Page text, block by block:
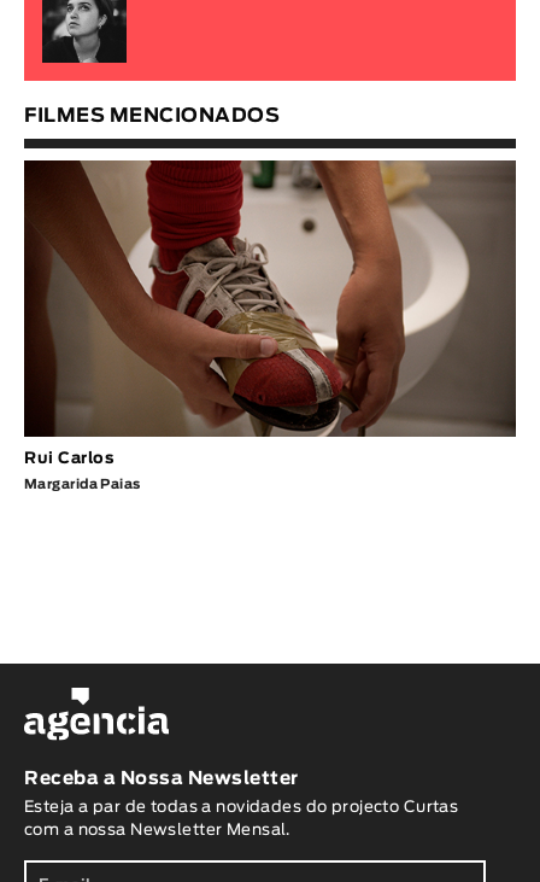
FILMES MENCIONADOS
Rui Carlos
Margarida Paias
Receba a Nossa Newsletter
Esteja a par de todas a novidades do projecto Curtas
com a nossa Newsletter Mensal.